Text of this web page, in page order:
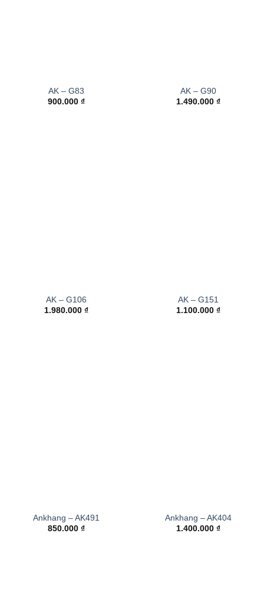
AK – G83
900.000 ₫
AK – G90
1.490.000 ₫
AK – G106
1.980.000 ₫
AK – G151
1.100.000 ₫
Ankhang – AK491
850.000 ₫
Ankhang – AK404
1.400.000 ₫